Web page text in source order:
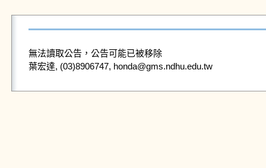
無法讀取公告，公告可能已被移除
葉宏達, (03)8906747, honda@gms.ndhu.edu.tw